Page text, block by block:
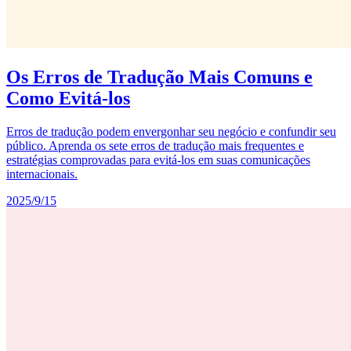
Os Erros de Tradução Mais Comuns e
Como Evitá-los
Erros de tradução podem envergonhar seu negócio e confundir seu
público. Aprenda os sete erros de tradução mais frequentes e
estratégias comprovadas para evitá-los em suas comunicações
internacionais.
2025/9/15